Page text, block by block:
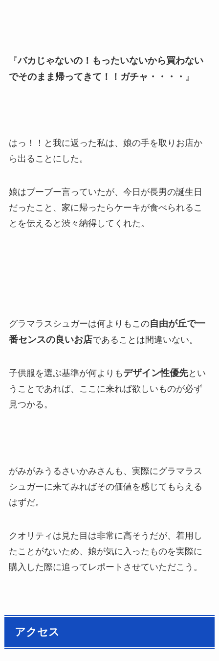
『バカじゃないの！ もったいないから買わない
でそのまま帰ってきて！！ガチャ・・・・ 』
はっ！！と我に返った私は、娘の手を取りお店か
ら出ることにした。
娘はブーブー言っていたが、今日が長男の誕生日
だったこと、家に帰ったらケーキが食べられるこ
とを伝えると渋々納得してくれた。
グラマラスシュガーは何よりもこの自由が丘で一
番センスの良いお店であることは間違いない。
子供服を選ぶ基準が何よりも デザイン性優先とい
うことであれば、ここに来れば欲しいものが必ず
見つかる。
がみがみうるさいかみさんも、実際にグラマラス
シュガーに来てみればその価値を感じてもらえる
はずだ。
クオリティは見た目は非常に高そうだが、着用し
たことがないため、娘が気に入ったものを実際に
購入した際に追ってレポートさせていただこう。
アクセス